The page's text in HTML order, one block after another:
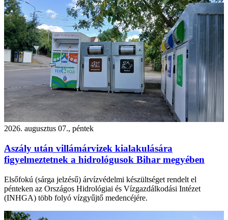
2026. augusztus 07., péntek
Aszály után villámárvizek kialakulására
figyelmeztetnek a hidrológusok Bihar megyében
Elsőfokú (sárga jelzésű) árvízvédelmi készültséget rendelt el
pénteken az Országos Hidrológiai és Vízgazdálkodási Intézet
(INHGA) több folyó vízgyűjtő medencéjére.